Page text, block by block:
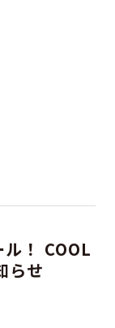
！ COOL
らせ